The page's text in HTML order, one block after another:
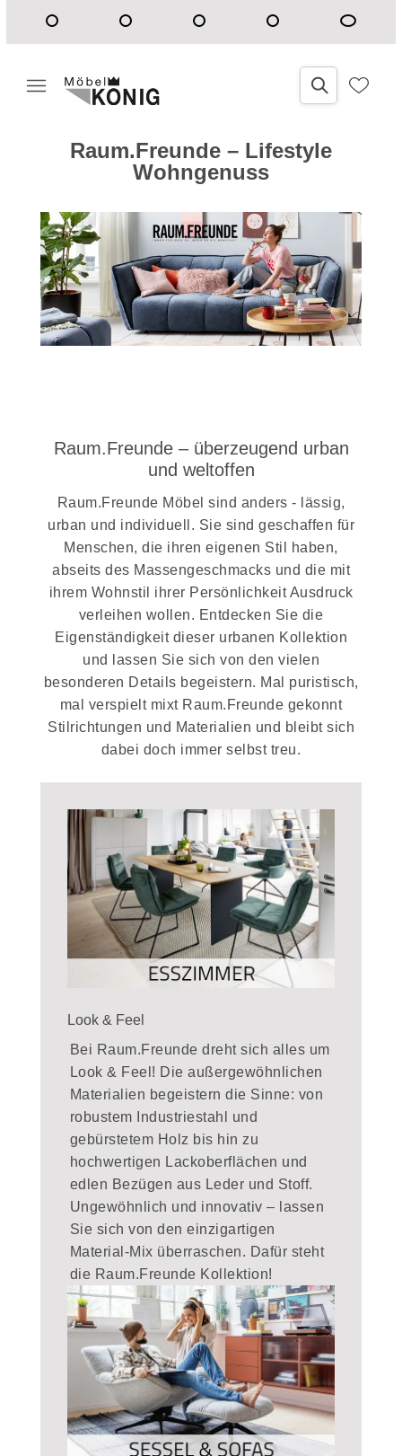
Raum.Freunde – Lifestyle
Wohngenuss
Raum.Freunde – überzeugend urban
und weltoffen
Raum.Freunde Möbel sind anders - lässig,
urban und individuell. Sie sind geschaffen für
Menschen, die ihren eigenen Stil haben,
abseits des Massengeschmacks und die mit
ihrem Wohnstil ihrer Persönlichkeit Ausdruck
verleihen wollen. Entdecken Sie die
Eigenständigkeit dieser urbanen Kollektion
und lassen Sie sich von den vielen
besonderen Details begeistern. Mal puristisch,
mal verspielt mixt Raum.Freunde gekonnt
Stilrichtungen und Materialien und bleibt sich
dabei doch immer selbst treu.
Look & Feel
Bei Raum.Freunde dreht sich alles um
Look & Feel! Die außergewöhnlichen
Materialien begeistern die Sinne: von
robustem Industriestahl und
gebürstetem Holz bis hin zu
hochwertigen Lackoberflächen und
edlen Bezügen aus Leder und Stoff.
Ungewöhnlich und innovativ – lassen
Sie sich von den einzigartigen
Material-Mix überraschen. Dafür steht
die Raum.Freunde Kollektion!